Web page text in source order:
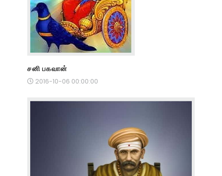
சனி பகவான்
2016-10-06 00:00:00